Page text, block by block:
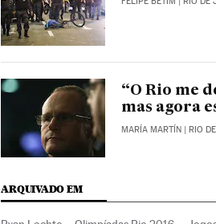
“O Rio me
mas agora
MARÍA MARTÍN | RIO
ARQUIVADO EM